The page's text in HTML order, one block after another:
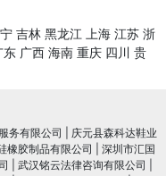
吉林 黑龙江 上海 江苏 浙
东 广西 海南 重庆 四川 贵
务有限公司
庆元县森科达鞋业
橡胶制品有限公司
深圳市汇国
武汉铭云法律咨询有限公司